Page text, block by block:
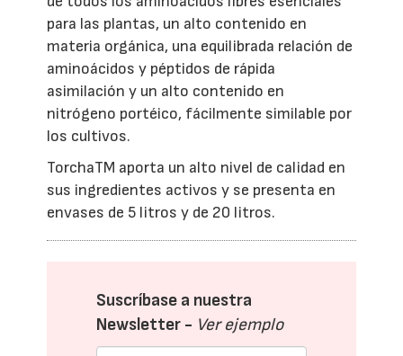
para las plantas, un alto contenido en
materia orgánica, una equilibrada relación de
aminoácidos y péptidos de rápida
asimilación y un alto contenido en
nitrógeno portéico, fácilmente similable por
los cultivos.
TorchaTM aporta un alto nivel de calidad en
sus ingredientes activos y se presenta en
envases de 5 litros y de 20 litros.
Suscríbase a nuestra
Newsletter - Ver ejemplo